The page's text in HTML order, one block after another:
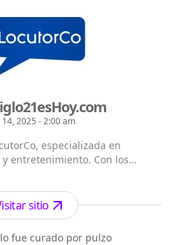
14, 2025 - 2:00 am
especializada en
entretenimiento. Con los
- El Siglo 21 es Hoy -
Misteriosas - EntreVistas
sitio
fue curado por pulzo